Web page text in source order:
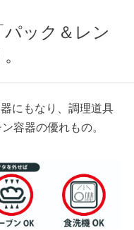
ック＆レン
にもなり、調理道具
容器の優れもの。